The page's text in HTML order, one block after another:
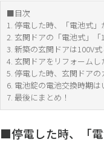
■目次
1. 停電した時、「電池式
2. 玄関ドアの「電池式」
3. 新築の玄関ドアは100V
4. 玄関ドアをリフォーム
5. 停電した時、玄関ドアの
6. 電池錠の電池交換時期は
7. 最後にまとめ！
■停電した時、「